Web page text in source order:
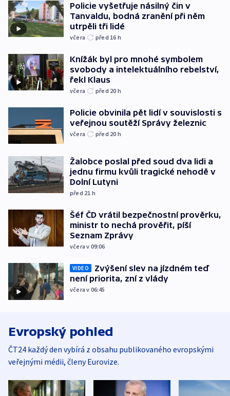
Policie vyšetřuje násilný čin v
Tanvaldu, bodná zranění při něm
utrpěli tři lidé
včera před 16 h
Knížák byl pro mnohé symbolem
svobody a intelektuálního rebelství,
řekl Klaus
včera před 20 h
Policie obvinila pět lidí v souvislosti s
veřejnou soutěží Správy železnic
včera před 20 h
Žalobce poslal před soud dva lidi a
jednu firmu kvůli tragické nehodě v
Dolní Lutyni
před 21 h
Šéf ČD vrátil bezpečnostní prověrku,
ministr to nechá prověřit, píší
Seznam Zprávy
včera v 09:06
VIDEO
Zvýšení slev na jízdném teď
není priorita, zní z vlády
včera v 06:45
Evropský pohled
ČT24 každý den vybírá z obsahu publikovaného evropskými
veřejnými médii, členy Eurovize.